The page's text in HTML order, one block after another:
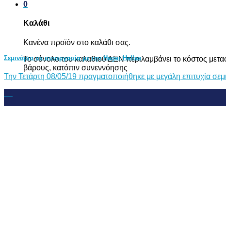
0
Καλάθι
Κανένα προϊόν στο καλάθι σας.
Το σύνολο του καλαθιού ΔΕΝ περιλαμβάνει το κόστος
βάρους, κατόπιν συνεννόησης
Σεμινάριο σε συνεργασία με την Hager Hellas
Την Τετάρτη 08/05/19 πραγματοποιήθηκε με μεγάλη επιτυχία